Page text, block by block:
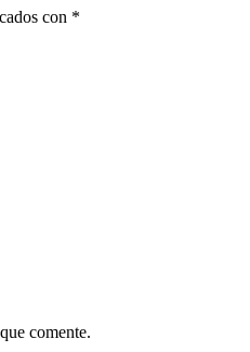
con *
comente.